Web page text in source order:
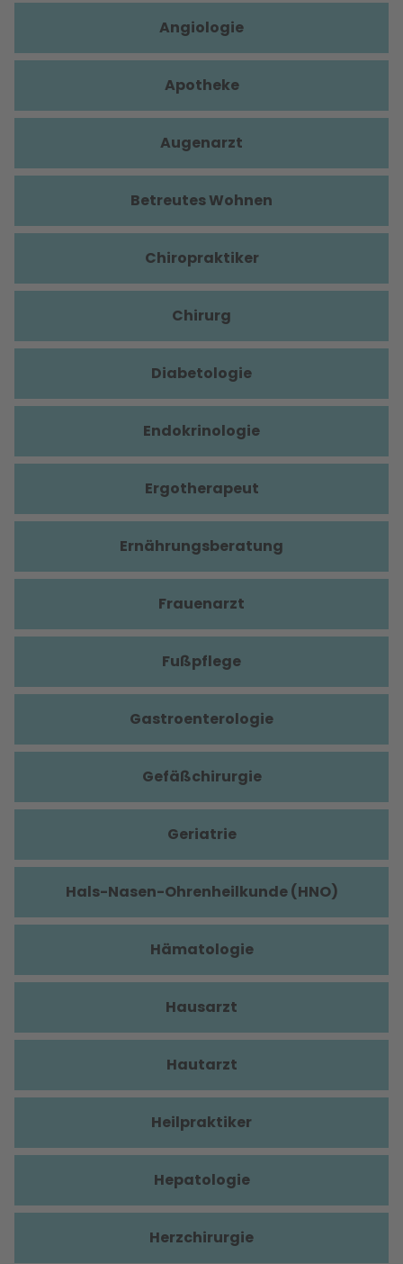
Angiologie
Apotheke
Augenarzt
Betreutes Wohnen
Chiropraktiker
Chirurg
Diabetologie
Endokrinologie
Ergotherapeut
Ernährungsberatung
Frauenarzt
Fußpflege
Gastroenterologie
Gefäßchirurgie
Geriatrie
Hals-Nasen-Ohrenheilkunde (HNO)
Hämatologie
Hausarzt
Hautarzt
Heilpraktiker
Hepatologie
Herzchirurgie